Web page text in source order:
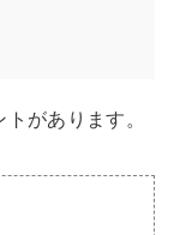
があります。